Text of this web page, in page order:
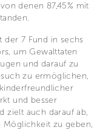
denen 87,45% mit
der 7 Fund in sechs
um Gewalttaten
und darauf zu
zu ermöglichen,
und besser
zielt auch darauf ab,
Möglichkeit zu geben,